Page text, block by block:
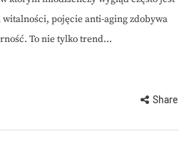
pojęcie anti-aging zdobywa
To nie tylko trend...
Share